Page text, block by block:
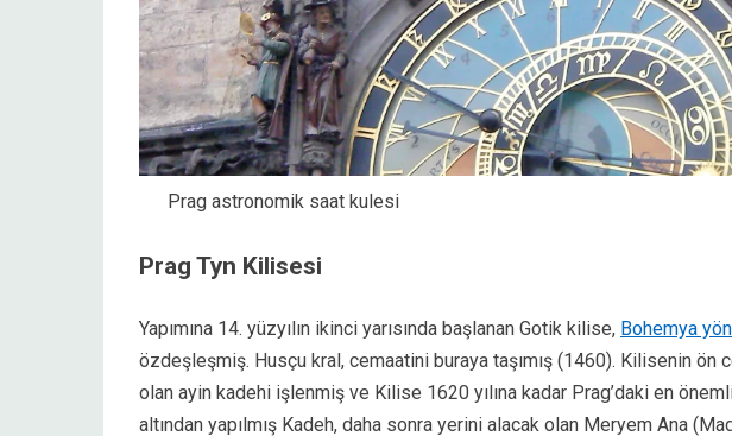
Prag astronomik saat kulesi
Prag Tyn Kilisesi
Yapımına 14. yüzyılın ikinci yarısında başlanan Gotik kilise, Bohemya
özdeşleşmiş. Husçu kral, cemaatini buraya taşımış (1460). Kilisenin
olan ayin kadehi işlenmiş ve Kilise 1620 yılına kadar Prag’daki en
altından yapılmış Kadeh, daha sonra yerini alacak olan Meryem Ana